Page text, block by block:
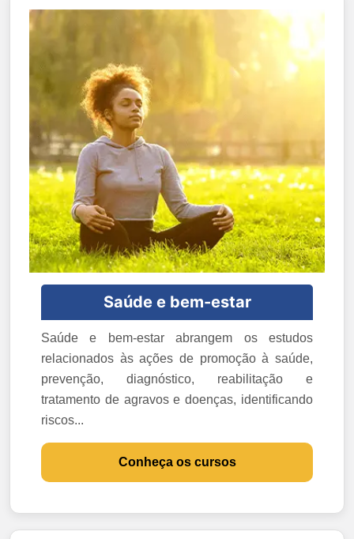
Saúde e bem-estar
Saúde e bem-estar abrangem os estudos
relacionados às ações de promoção à saúde,
prevenção, diagnóstico, reabilitação e
tratamento de agravos e doenças, identificando
riscos...
Conheça os cursos